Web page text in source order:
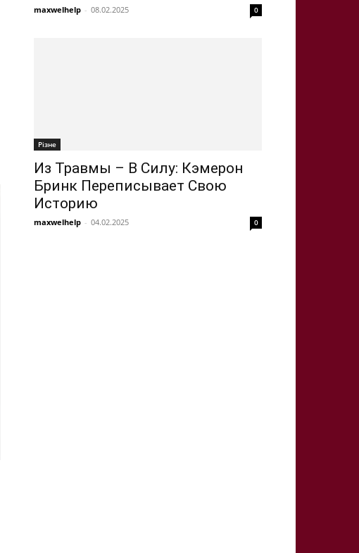
maxwelhelp - 08.02.2025 0
Різне
Из Травмы – В Силу: Кэмерон
Бринк Переписывает Свою
Историю
maxwelhelp - 04.02.2025 0